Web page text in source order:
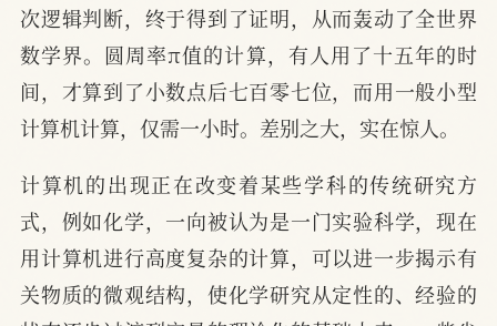
次逻辑判断，终于得到了证明，从而轰动了全世界
数学界。圆周率π值的计算，有人用了十五年的时
间，才算到了小数点后七百零七位，而用一般小型
计算机计算，仅需一小时。差别之大，实在惊人。
计算机的出现正在改变着某些学科的传统研究方
式，例如化学，一向被认为是一门实验科学，现在
用计算机进行高度复杂的计算，可以进一步揭示有
关物质的微观结构，使化学研究从定性的、经验的